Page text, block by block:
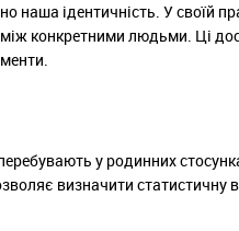
наша ідентичність. У своїй
між конкретними людьми. Ці
у родинних
визначити статистичну